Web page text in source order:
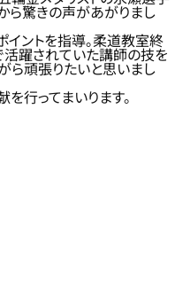
ら驚きの声があがりまし
ントを指導。柔道教室終
躍されていた講師の技を
ら頑張りたいと思いまし
行ってまいります。